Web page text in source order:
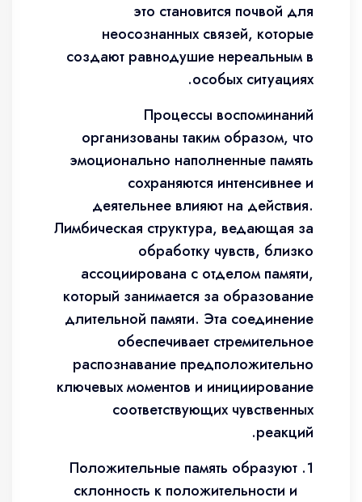
это становится почвой для
неосознанных связей, которые
создают равнодушие нереальным в
особых ситуациях.
Процессы воспоминаний
организованы таким образом, что
эмоционально наполненные память
сохраняются интенсивнее и
деятельнее влияют на действия.
Лимбическая структура, ведающая за
обработку чувств, близко
ассоциирована с отделом памяти,
который занимается за образование
длительной памяти. Эта соединение
обеспечивает стремительное
распознавание предположительно
ключевых моментов и инициирование
соответствующих чувственных
реакций.
Положительные память образуют
склонность к положительности и